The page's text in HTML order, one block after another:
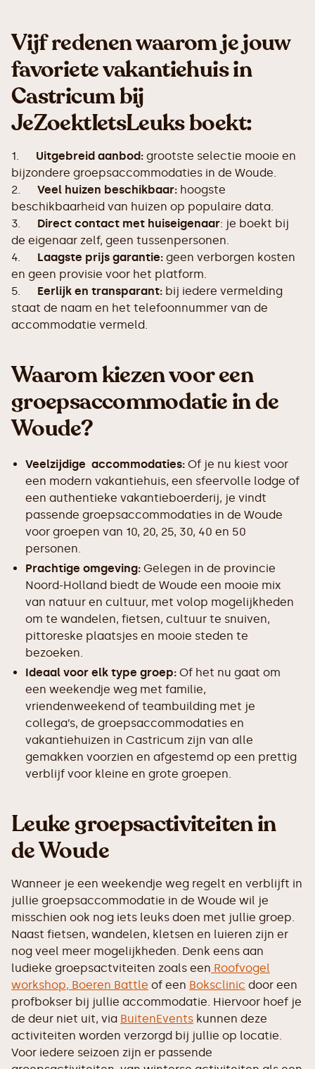
Vijf redenen waarom je jouw
favoriete vakantiehuis in
Castricum bij
JeZoektIetsLeuks boekt:
1. Uitgebreid aanbod: grootste selectie mooie en
bijzondere groepsaccommodaties in de Woude.
2. Veel huizen beschikbaar: hoogste
beschikbaarheid van huizen op populaire data.
3. Direct contact met huiseigenaar: je boekt bij
de eigenaar zelf, geen tussenpersonen.
4. Laagste prijs garantie: geen verborgen kosten
en geen provisie voor het platform.
5. Eerlijk en transparant: bij iedere vermelding
staat de naam en het telefoonnummer van de
accommodatie vermeld.
Waarom kiezen voor een
groepsaccommodatie in de
Woude?
Veelzijdige accommodaties: Of je nu kiest voor
een modern vakantiehuis, een sfeervolle lodge of
een authentieke vakantieboerderij, je vindt
passende groepsaccommodaties in de Woude
voor groepen van 10, 20, 25, 30, 40 en 50
personen.
Prachtige omgeving: Gelegen in de provincie
Noord-Holland biedt de Woude een mooie mix
van natuur en cultuur, met volop mogelijkheden
om te wandelen, fietsen, cultuur te snuiven,
pittoreske plaatsjes en mooie steden te
bezoeken.
Ideaal voor elk type groep: Of het nu gaat om
een weekendje weg met familie,
vriendenweekend of teambuilding met je
collega’s, de groepsaccommodaties en
vakantiehuizen in Castricum zijn van alle
gemakken voorzien en afgestemd op een prettig
verblijf voor kleine en grote groepen.
Leuke groepsactiviteiten in
de Woude
Wanneer je een weekendje weg regelt en verblijft in
jullie groepsaccommodatie in de Woude wil je
misschien ook nog iets leuks doen met jullie groep.
Naast fietsen, wandelen, kletsen en luieren zijn er
nog veel meer mogelijkheden. Denk eens aan
ludieke groepsactviteiten zoals een Roofvogel
workshop, Boeren Battle of een Boksclinic door een
profbokser bij jullie accommodatie. Hiervoor hoef je
de deur niet uit, via BuitenEvents kunnen deze
activiteiten worden verzorgd bij jullie op locatie.
Voor iedere seizoen zijn er passende